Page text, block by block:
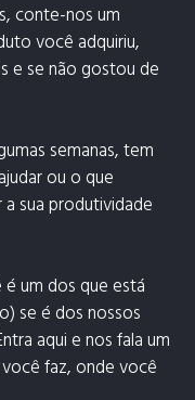
conte-nos um
você adquiriu,
e se não gostou de
semanas, tem
ou o que
sua produtividade
um dos que está
se é dos nossos
aqui e nos fala um
faz, onde você